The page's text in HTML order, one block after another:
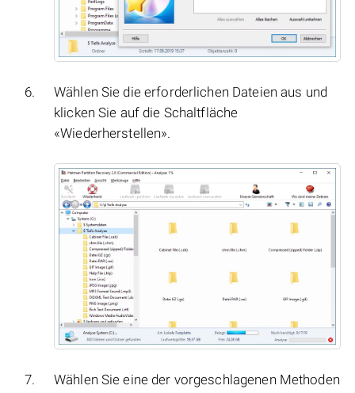
Wählen Sie die erforderlichen Dateien aus und
klicken Sie auf die Schaltfläche
«Wiederherstellen».
Wählen Sie eine der vorgeschlagenen Methoden